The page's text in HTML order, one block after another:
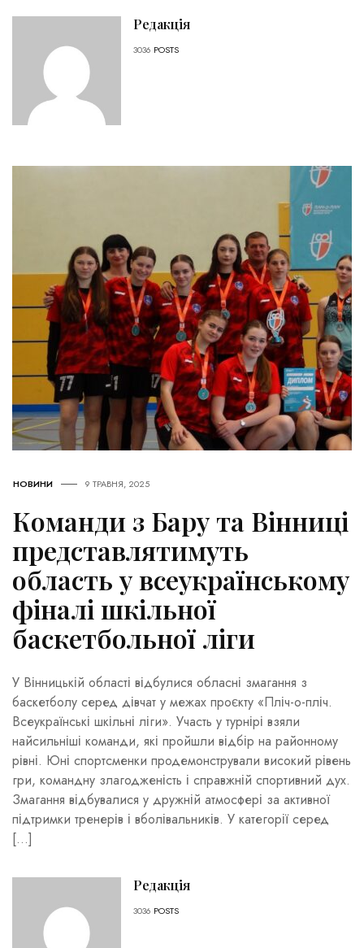
Редакція
3036 POSTS
НОВИНИ 9 ТРАВНЯ, 2025
Команди з Бару та Вінниці
представлятимуть
область у всеукраїнському
фіналі шкільної
баскетбольної ліги
У Вінницькій області відбулися обласні змагання з
баскетболу серед дівчат у межах проєкту «Пліч-о-пліч.
Всеукраїнські шкільні ліги». Участь у турнірі взяли
найсильніші команди, які пройшли відбір на районному
рівні. Юні спортсменки продемонстрували високий рівень
гри, командну злагодженість і справжній спортивний дух.
Змагання відбувалися у дружній атмосфері за активної
підтримки тренерів і вболівальників. У категорії серед
[…]
Редакція
3036 POSTS